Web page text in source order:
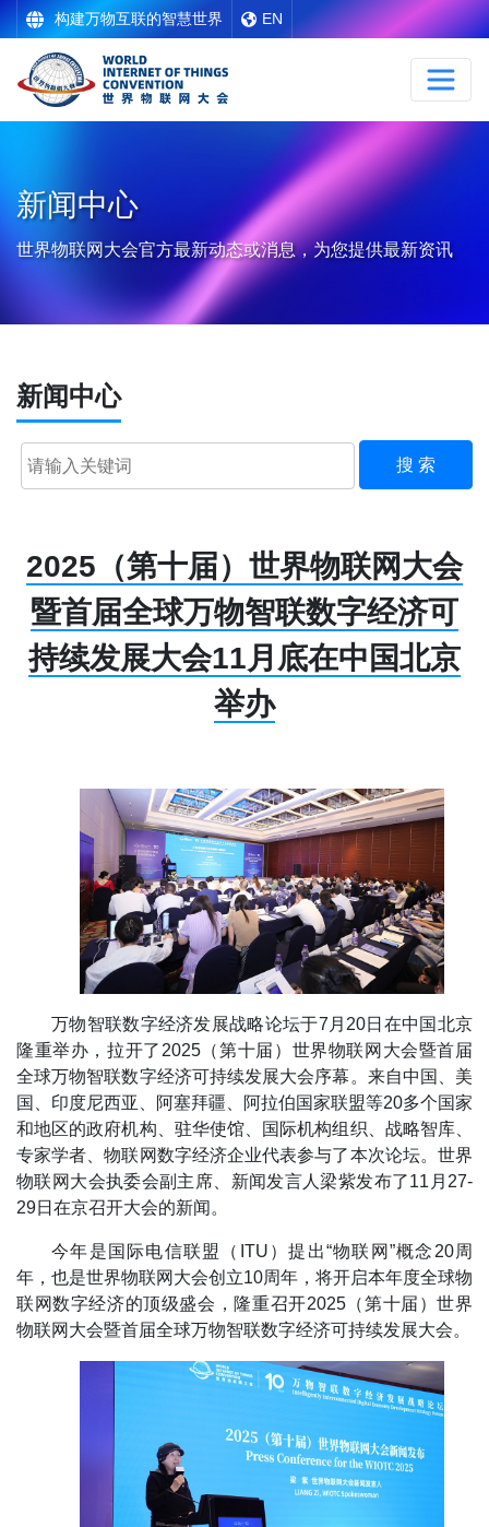
构建万物互联的智慧世界 EN
新闻中心
世界物联网大会官方最新动态或消息，为您提供最新资讯
新闻中心
搜 索
2025（第十届）世界物联网大会
暨首届全球万物智联数字经济可
持续发展大会11月底在中国北京
举办
万物智联数字经济发展战略论坛于7月20日在中国北京
隆重举办，拉开了2025（第十届）世界物联网大会暨首届
全球万物智联数字经济可持续发展大会序幕。来自中国、美
国、印度尼西亚、阿塞拜疆、阿拉伯国家联盟等20多个国家
和地区的政府机构、驻华使馆、国际机构组织、战略智库、
专家学者、物联网数字经济企业代表参与了本次论坛。世界
物联网大会执委会副主席、新闻发言人梁紫发布了11月27-
29日在京召开大会的新闻。
今年是国际电信联盟（ITU）提出“物联网”概念20周
年，也是世界物联网大会创立10周年，将开启本年度全球物
联网数字经济的顶级盛会，隆重召开2025（第十届）世界
物联网大会暨首届全球万物智联数字经济可持续发展大会。